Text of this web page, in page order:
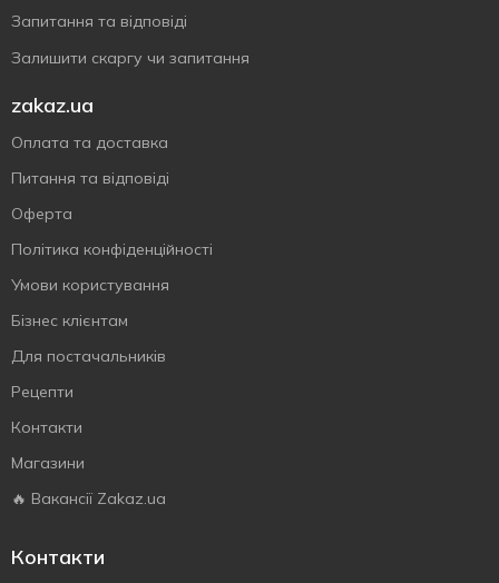
Запитання та відповіді
Залишити скаргу чи запитання
zakaz.ua
Оплата та доставка
Питання та відповіді
Оферта
Політика конфіденційності
Умови користування
Бізнес клієнтам
Для постачальників
Рецепти
Контакти
Магазини
🔥 Вакансії Zakaz.ua
Контакти